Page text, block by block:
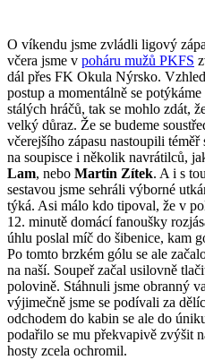
O víkendu jsme zvládli ligový
včera jsme v poháru mužů PKFS
dál přes FK Okula Nýrsko.
postup a momentálně se
stálých hráčů, tak se mohlo zdát,
velký důraz. Že se budeme
včerejšího zápasu nastoupili
na soupisce i několik navrátilců,
Lam, nebo Martin Zítek. A i s
sestavou jsme sehráli výborné
týká. Asi málo kdo tipoval, že v
12. minutě domácí fanoušky
úhlu poslal míč do šibenice, kam
Po tomto brzkém gólu se ale
na naší. Soupeř začal usilovně
polovině. Stáhnuli jsme obranný
výjimečně jsme se podívali za
odchodem do kabin se ale do
podařilo se mu překvapivě zvýšit
hosty zcela ochromil.